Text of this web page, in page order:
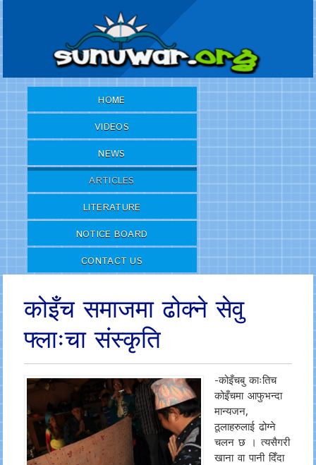
HOME
VIDEOS
NEWS
ARTICLES
LITERATURE
NOTICE BOARD
CONTACT US
कोइँच समाजमा ढोक्ने सेवु
फ्लाःचा संस्कृति
-कोइँचबु काःतिच
कोइँचमा आफुभन्दा
मान्यजन,
ठूलाहरुलाई ढोग्ने
चलन छ । त्यसैगरी
खाना वा पानी दिँदा